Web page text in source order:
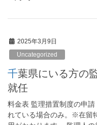
2025年3月9日
Uncategorized
千葉県にいる方の監理措置の申請と監理人の
就任
料金表 監理措置制度の申
れている場合のみ。※在留